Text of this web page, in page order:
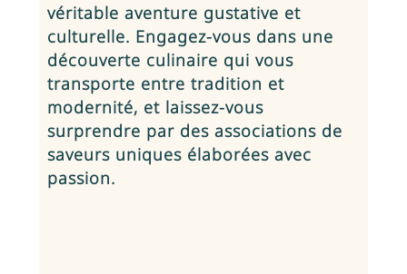
véritable aventure gustative et
culturelle. Engagez-vous dans une
découverte culinaire qui vous
transporte entre tradition et
modernité, et laissez-vous
surprendre par des associations de
saveurs uniques élaborées avec
passion.